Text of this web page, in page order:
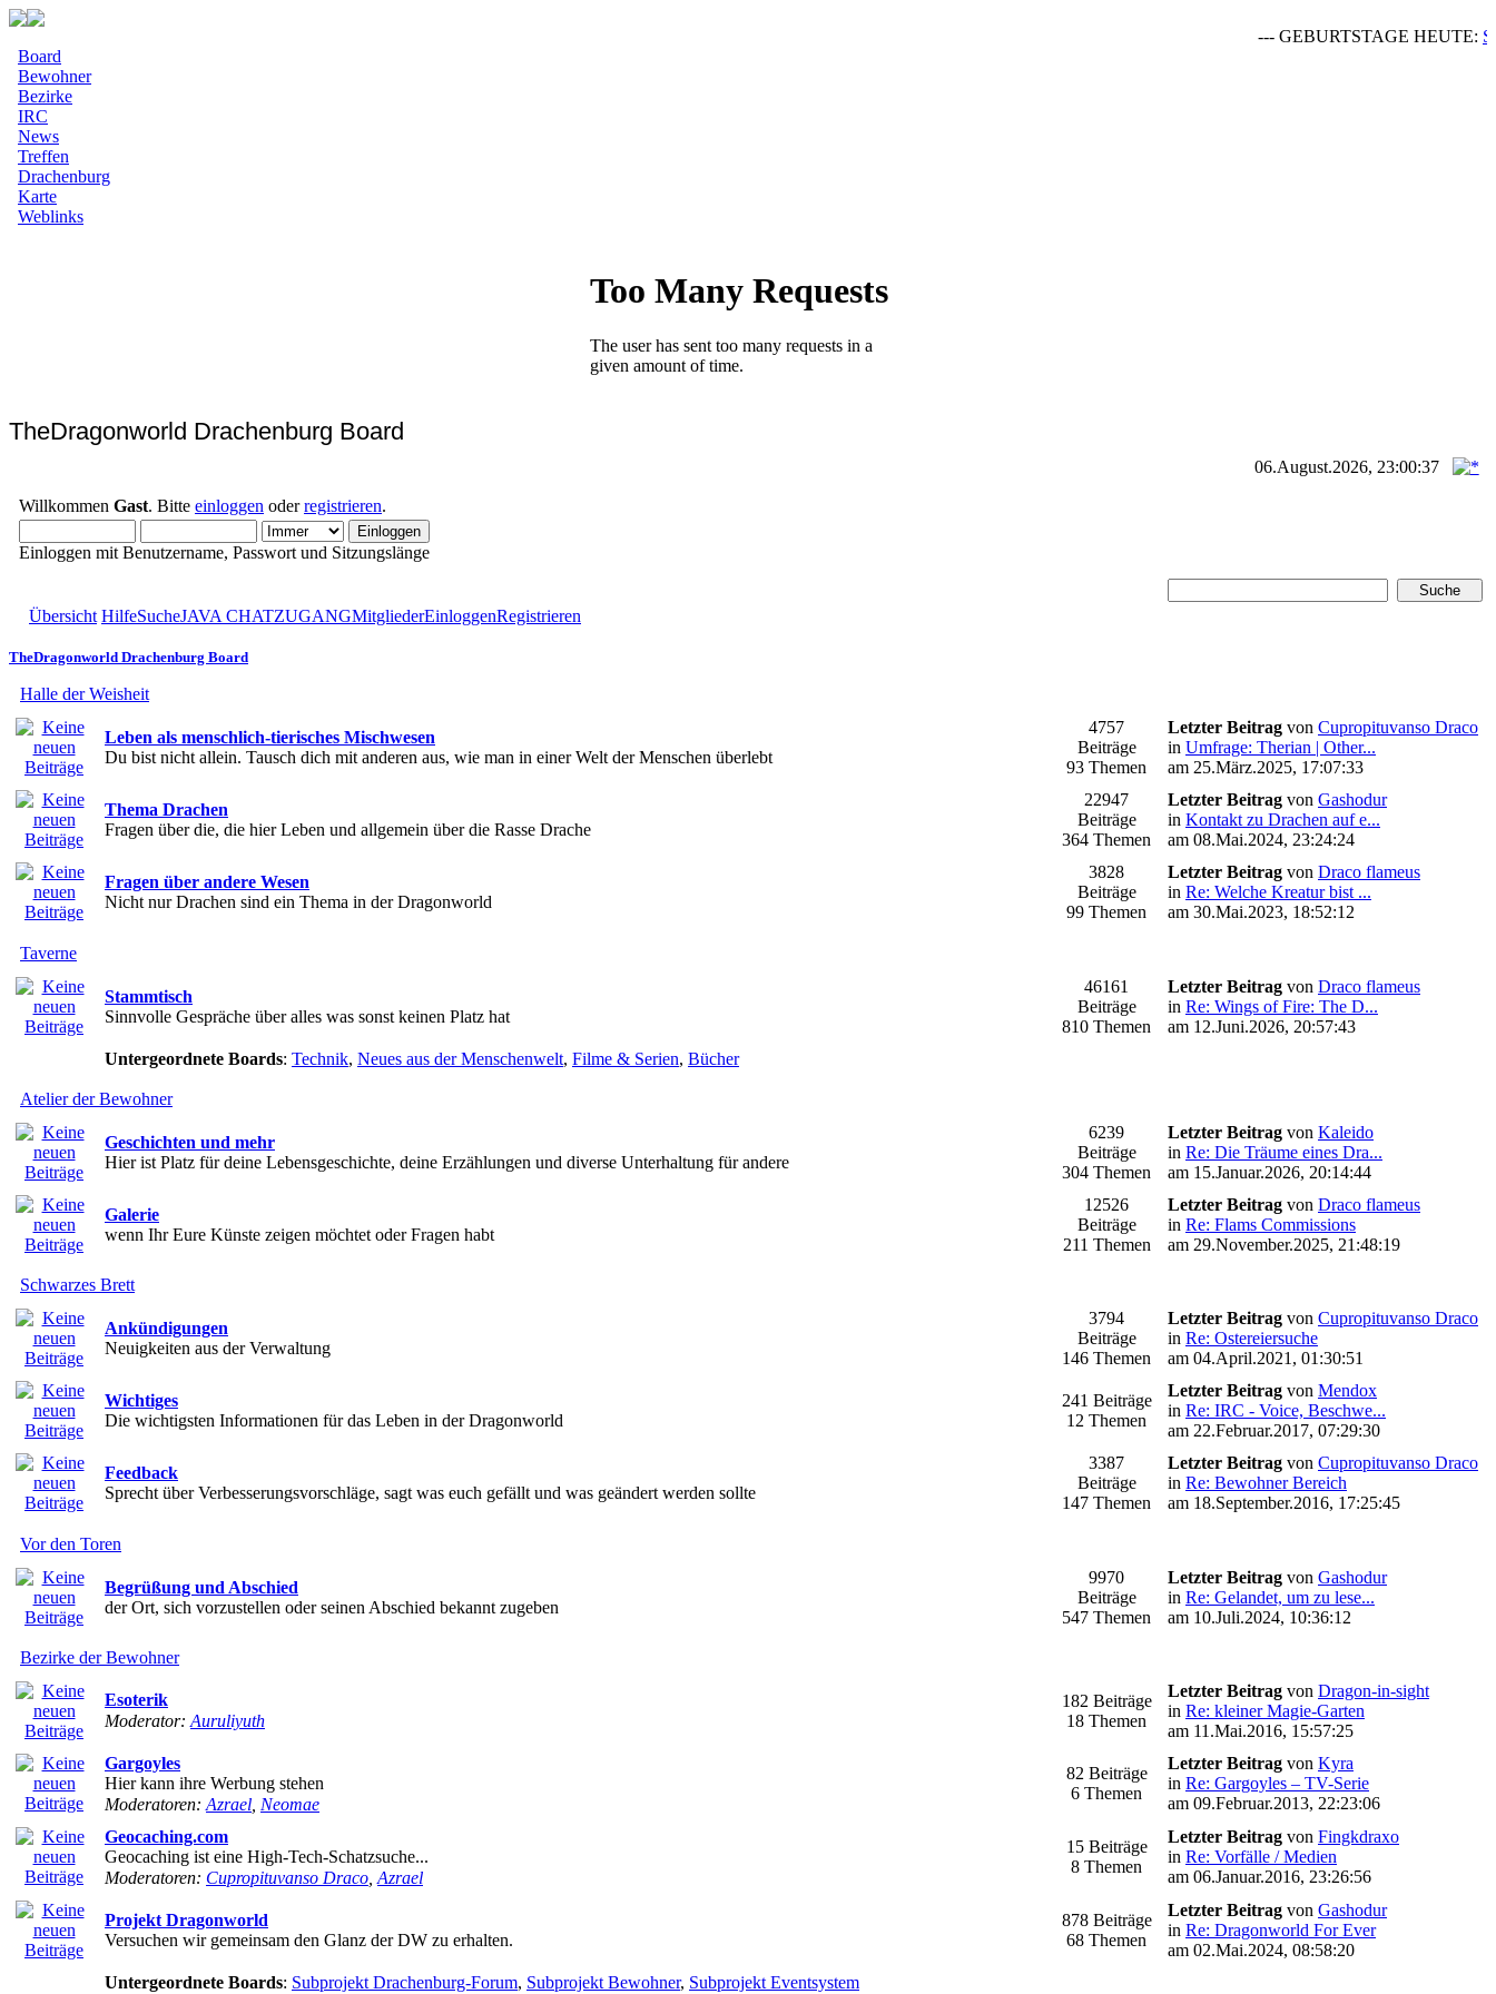
--- GEBURTSTAGE HEUTE:
Board
Bewohner
Bezirke
IRC
News
Treffen
Drachenburg
Karte
Weblinks
TheDragonworld Drachenburg Board
06.August.2026, 23:00:37
Willkommen Gast. Bitte einloggen oderregistrieren.
Einloggen mit Benutzername, Passwort und Sitzungslänge
Übersicht HilfeSucheJAVA CHATZUGANGMitgliederEinloggenRegistrieren
TheDragonworld Drachenburg Board
Halle der Weisheit
Leben als menschlich-tierisches Mischwesen
Du bist nicht allein. Tausch dich mit anderen aus, wie man in einer Welt der Menschen überlebt
4757
Beiträge
93 Themen
Letzter Beitrag von Cupropituvanso Draco
in Umfrage: Therian | Other...
am 25.März.2025, 17:07:33
Thema Drachen
Fragen über die, die hier Leben und allgemein über die Rasse Drache
22947
Beiträge
364 Themen
Letzter Beitrag von Gashodur
in Kontakt zu Drachen auf e...
am 08.Mai.2024, 23:24:24
Fragen über andere Wesen
Nicht nur Drachen sind ein Thema in der Dragonworld
3828
Beiträge
99 Themen
Letzter Beitrag von Draco flameus
in Re: Welche Kreatur bist ...
am 30.Mai.2023, 18:52:12
Taverne
Stammtisch
Sinnvolle Gespräche über alles was sonst keinen Platz hat
46161
Beiträge
810 Themen
Letzter Beitrag von Draco flameus
in Re: Wings of Fire: The D...
am 12.Juni.2026, 20:57:43
Untergeordnete Boards: Technik, Neues aus der Menschenwelt, Filme & Serien, Bücher
Atelier der Bewohner
Geschichten und mehr
Hier ist Platz für deine Lebensgeschichte, deine Erzählungen und diverse Unterhaltung für andere
6239
Beiträge
304 Themen
Letzter Beitrag von Kaleido
in Re: Die Träume eines Dra...
am 15.Januar.2026, 20:14:44
Galerie
wenn Ihr Eure Künste zeigen möchtet oder Fragen habt
12526
Beiträge
211 Themen
Letzter Beitrag von Draco flameus
in Re: Flams Commissions
am 29.November.2025, 21:48:19
Schwarzes Brett
Ankündigungen
Neuigkeiten aus der Verwaltung
3794
Beiträge
146 Themen
Letzter Beitrag von Cupropituvanso Draco
in Re: Ostereiersuche
am 04.April.2021, 01:30:51
Wichtiges
Die wichtigsten Informationen für das Leben in der Dragonworld
241 Beiträge
12 Themen
Letzter Beitrag von Mendox
in Re: IRC - Voice, Beschwe...
am 22.Februar.2017, 07:29:30
Feedback
Sprecht über Verbesserungsvorschläge, sagt was euch gefällt und was geändert werden sollte
3387
Beiträge
147 Themen
Letzter Beitrag von Cupropituvanso Draco
in Re: Bewohner Bereich
am 18.September.2016, 17:25:45
Vor den Toren
Begrüßung und Abschied
der Ort, sich vorzustellen oder seinen Abschied bekannt zugeben
9970
Beiträge
547 Themen
Letzter Beitrag von Gashodur
in Re: Gelandet, um zu lese...
am 10.Juli.2024, 10:36:12
Bezirke der Bewohner
Esoterik
Moderator: Auruliyuth
182 Beiträge
18 Themen
Letzter Beitrag von Dragon-in-sight
in Re: kleiner Magie-Garten
am 11.Mai.2016, 15:57:25
Gargoyles
Hier kann ihre Werbung stehen
Moderatoren: Azrael Neomae
82 Beiträge
6 Themen
Letzter Beitrag von Kyra
in Re: Gargoyles – TV-Serie
am 09.Februar.2013, 22:23:06
Geocaching.com
Geocaching ist eine High-Tech-Schatzsuche...
Moderatoren: Cupropituvanso Draco Azrael
15 Beiträge
8 Themen
Letzter Beitrag von Fingkdraxo
in Re: Vorfälle / Medien
am 06.Januar.2016, 23:26:56
Projekt Dragonworld
Versuchen wir gemeinsam den Glanz der DW zu erhalten.
878 Beiträge
68 Themen
Letzter Beitrag von Gashodur
in Re: Dragonworld For Ever
am 02.Mai.2024, 08:58:20
Untergeordnete Boards: Subprojekt Drachenburg-Forum, Subprojekt Bewohner, Subprojekt Eventsystem